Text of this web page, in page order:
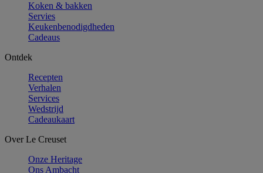
Koken & bakken
Servies
Keukenbenodigdheden
Cadeaus
Ontdek
Recepten
Verhalen
Services
Wedstrijd
Cadeaukaart
Over Le Creuset
Onze Heritage
Ons Ambacht